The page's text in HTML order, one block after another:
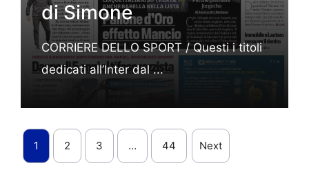
di Simone
CORRIERE DELLO SPORT / Questi i titoli
dedicati all’Inter dal ...
1 2 3 … 44 Next